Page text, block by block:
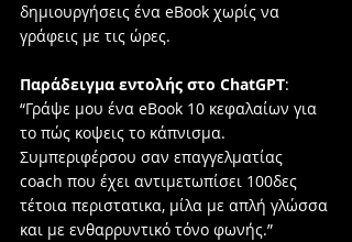
δημιουργήσεις ένα eBook χωρίς να
γράφεις με τις ώρες.
Παράδειγμα εντολής στο ChatGPT:
“Γράψε μου ένα eBook 10 κεφαλαίων για
το πώς κοψεις το κάπνισμα.
Συμπεριφέρσου σαν επαγγελματίας
coach που έχει αντιμετωπίσει 100δες
τέτοια περιστατικα, μίλα με απλή γλώσσα
και με ενθαρρυντικό τόνο φωνής.”